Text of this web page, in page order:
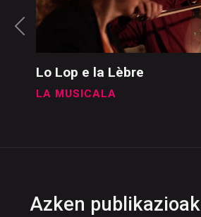
Lo Lop e la Lèbre
LA MUSICALA
Azken publikazioak